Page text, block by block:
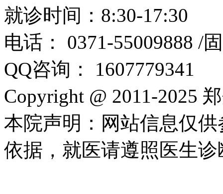
就诊时间：8:30-17:30
电话： 0371-55009888 /
QQ咨询： 1607779341
Copyright @ 2011-2025
本院声明：网站信息仅
依据，就医请遵照医生诊